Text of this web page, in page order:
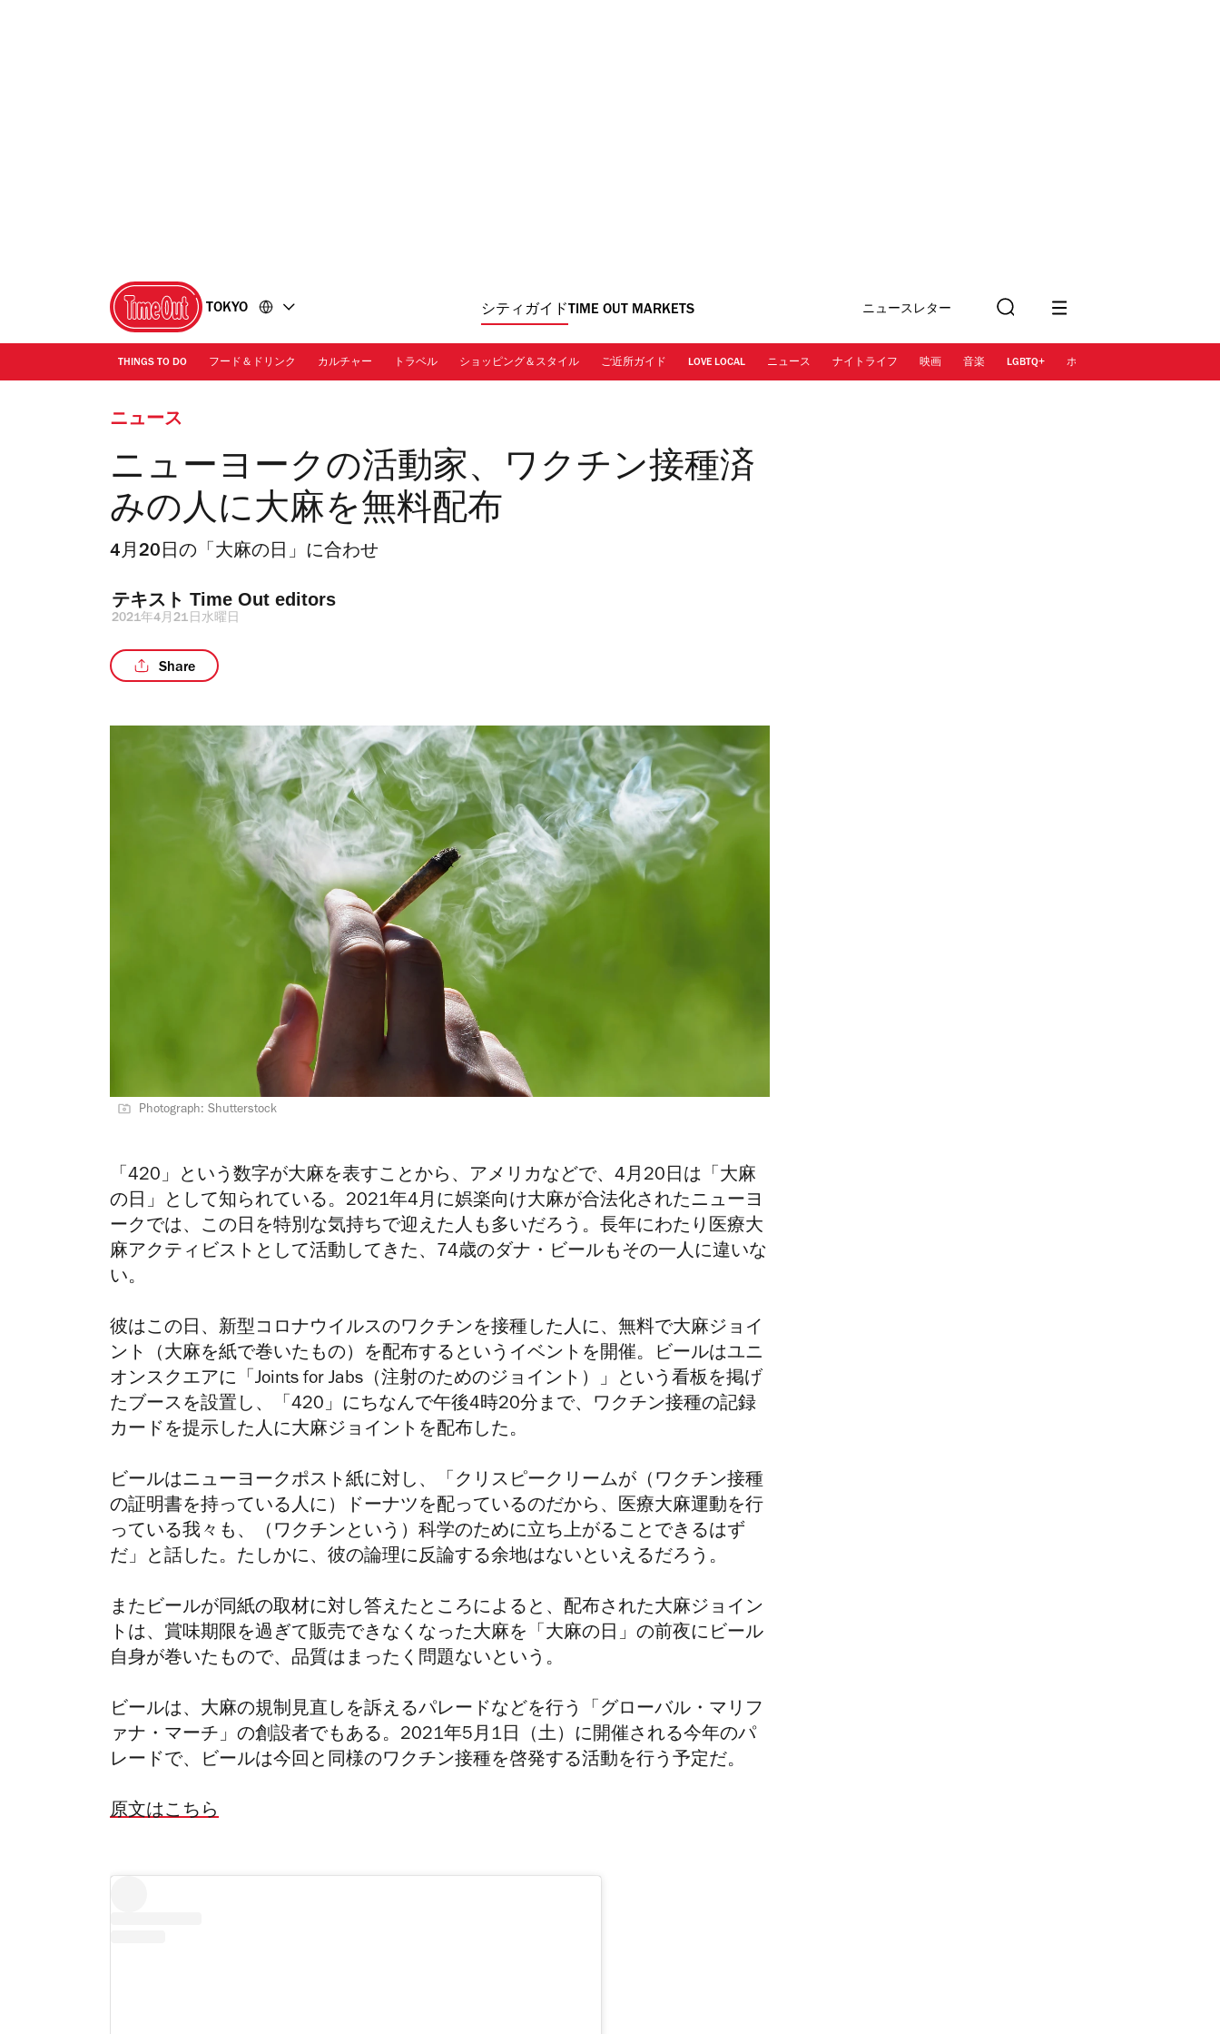
TOKYO シティガイド TIME OUT MARKETS ニュースレター
に登録
索
THINGS TO DO フード＆ドリンク カルチャー トラベル ショッピング＆スタイル ご近所ガイド LOVE LOCAL ニュース ナイトライフ 映画 音楽 LGBTQ+ ホテル
ニュース
ニューヨークの活動家、ワクチン接種済
みの人に大麻を無料配布
4月20日の「大麻の日」に合わせ
テキスト Time Out editors
2021年4月21日水曜日
Share
Photograph: Shutterstock
「420」という数字が大麻を表すことから、アメリカなどで、4月20日は「大麻
の日」として知られている。2021年4月に娯楽向け大麻が合法化されたニューヨ
ークでは、この日を特別な気持ちで迎えた人も多いだろう。長年にわたり医療大
麻アクティビストとして活動してきた、74歳のダナ・ビールもその一人に違いな
い。
彼はこの日、新型コロナウイルスのワクチンを接種した人に、無料で大麻ジョイ
ント（大麻を紙で巻いたもの）を配布するというイベントを開催。ビールはユニ
オンスクエアに「Joints for Jabs（注射のためのジョイント）」という看板を掲げ
たブースを設置し、「420」にちなんで午後4時20分まで、ワクチン接種の記録
カードを提示した人に大麻ジョイントを配布した。
ビールはニューヨークポスト紙に対し、「クリスピークリームが（ワクチン接種
の証明書を持っている人に）ドーナツを配っているのだから、医療大麻運動を行
っている我々も、（ワクチンという）科学のために立ち上がることできるはず
だ」と話した。たしかに、彼の論理に反論する余地はないといえるだろう。
またビールが同紙の取材に対し答えたところによると、配布された大麻ジョイン
トは、賞味期限を過ぎて販売できなくなった大麻を「大麻の日」の前夜にビール
自身が巻いたもので、品質はまったく問題ないという。
ビールは、大麻の規制見直しを訴えるパレードなどを行う「グローバル・マリフ
ァナ・マーチ」の創設者でもある。2021年5月1日（土）に開催される今年のパ
レードで、ビールは今回と同様のワクチン接種を啓発する活動を行う予定だ。
原文はこちら